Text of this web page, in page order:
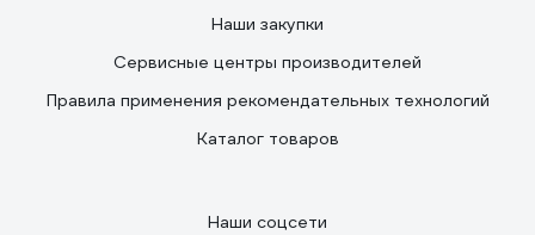
Наши закупки
Сервисные центры производителей
Правила применения рекомендательных технологий
Каталог товаров
Наши соцсети